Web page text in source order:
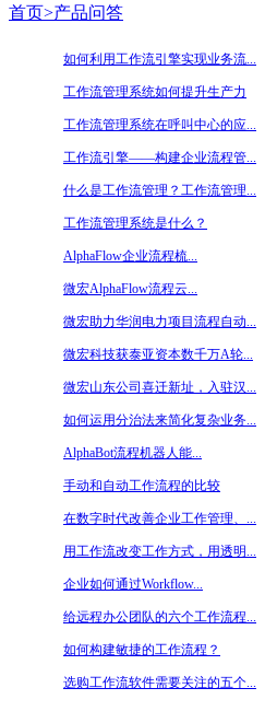
首页>产品问答
如何利用工作流引擎实现业务流...
工作流管理系统如何提升生产力
工作流管理系统在呼叫中心的应...
工作流引擎——构建企业流程管...
什么是工作流管理？工作流管理...
工作流管理系统是什么？
AlphaFlow企业流程梳...
微宏AlphaFlow流程云...
微宏助力华润电力项目流程自动...
微宏科技获泰亚资本数千万A轮...
微宏山东公司喜迁新址，入驻汉...
如何运用分治法来简化复杂业务...
AlphaBot流程机器人能...
手动和自动工作流程的比较
在数字时代改善企业工作管理、...
用工作流改变工作方式，用透明...
企业如何通过Workflow...
给远程办公团队的六个工作流程...
如何构建敏捷的工作流程？
选购工作流软件需要关注的五个...